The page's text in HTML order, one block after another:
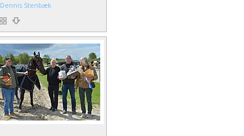
Dennis Stenbæk